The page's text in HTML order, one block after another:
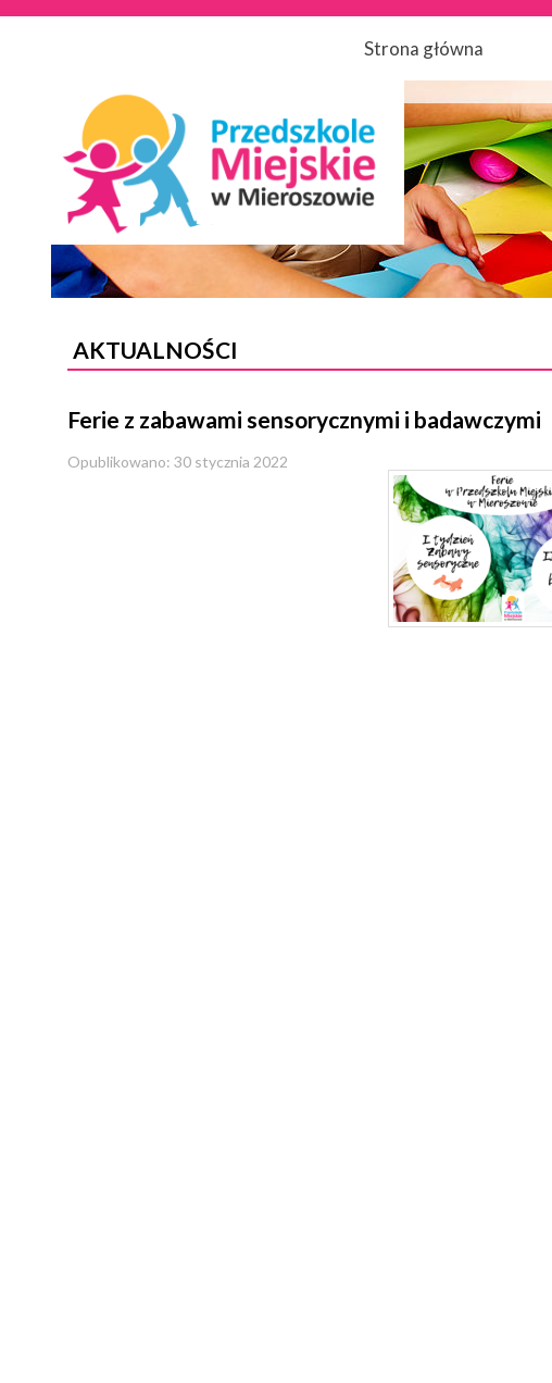
Strona główna
AKTUALNOŚCI
Ferie z zabawami sensorycznymi i badawczymi
Opublikowano: 30 stycznia 2022